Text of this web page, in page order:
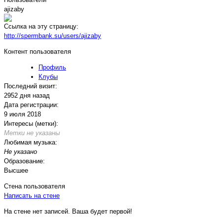
ajizaby
Ссылка на эту страницу:
http://spermbank.su/users/ajizaby
Контент пользователя
Профиль
Клубы
Последний визит:
2952 дня назад
Дата регистрации:
9 июля 2018
Интересы (метки):
Метки не указаны
Любимая музыка:
Не указано
Образование:
Высшее
Стена пользователя
Написать на стене
На стене нет записей. Ваша будет первой!